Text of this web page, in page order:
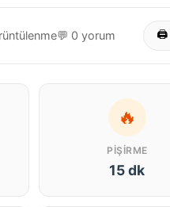
💬 0 yorum 🖨
🔥
PIŞIRME
15 dk